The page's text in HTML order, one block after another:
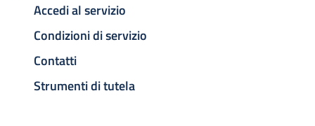
Accedi al servizio
Condizioni di servizio
Contatti
Strumenti di tutela